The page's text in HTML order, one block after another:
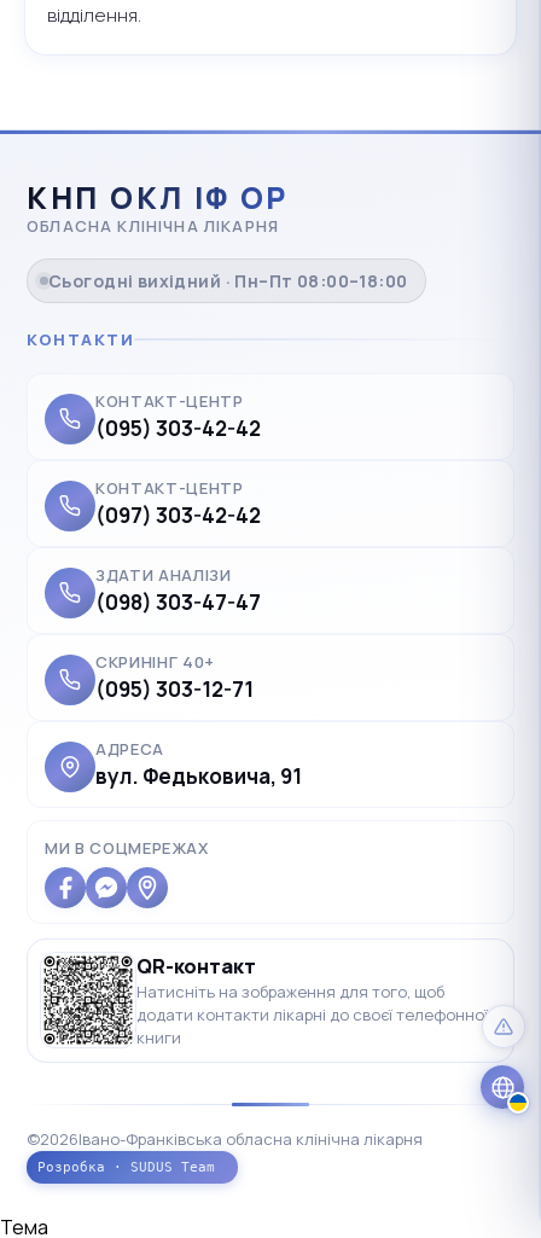
Français
English
відділення.
КНП ОКЛ ІФ ОР
ОБЛАСНА КЛІНІЧНА ЛІКАРНЯ
Сьогодні вихідний · Пн–Пт 08:00–18:00
КОНТАКТИ
КОНТАКТ-ЦЕНТР
(095) 303-42-42
КОНТАКТ-ЦЕНТР
(097) 303-42-42
ЗДАТИ АНАЛІЗИ
(098) 303-47-47
СКРИНІНГ 40+
(095) 303-12-71
АДРЕСА
вул. Федьковича, 91
МИ В СОЦМЕРЕЖАХ
QR-контакт
Натисніть на зображення для того, щоб
додати контакти лікарні до своєї телефонної
книги
©2026Івано-Франківська обласна клінічна лікарня
Розробка · SUDUS Team
Тема